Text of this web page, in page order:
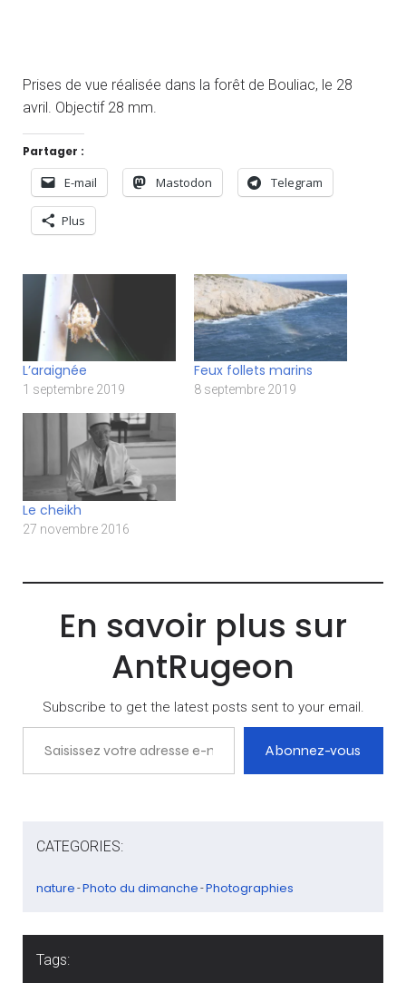
Prises de vue réalisée dans la forêt de Bouliac, le 28
avril. Objectif 28 mm.
Partager :
E-mail Mastodon Telegram
Plus
L’araignée
1 septembre 2019
Feux follets marins
8 septembre 2019
Le cheikh
27 novembre 2016
En savoir plus sur
AntRugeon
Subscribe to get the latest posts sent to your email.
Saisissez votre adresse e-mail…
Abonnez-vous
CATEGORIES:
nature -Photo du dimanche -Photographies
Tags: